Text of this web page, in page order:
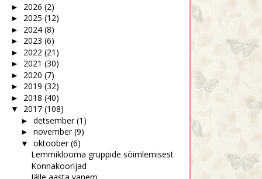
► 2026 (2)
► 2025 (12)
► 2024 (8)
► 2023 (6)
► 2022 (21)
► 2021 (30)
► 2020 (7)
► 2019 (32)
► 2018 (40)
▼ 2017 (108)
► detsember (1)
► november (9)
▼ oktoober (6)
Lemmiklooma gruppide sõimlemisest
Konnakoorijad